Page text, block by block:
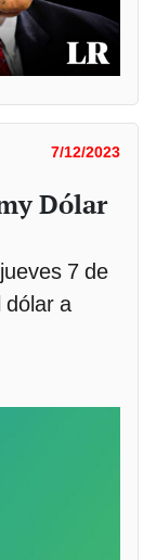
7/12/2023
Dólar
7 de
dólar a